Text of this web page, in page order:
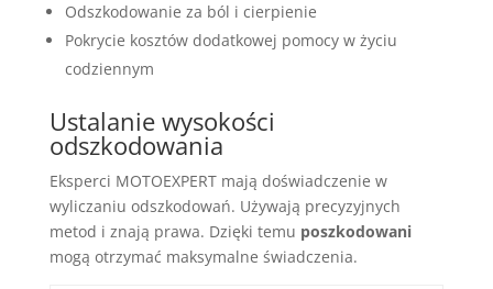
Odszkodowanie za ból i cierpienie
Pokrycie kosztów dodatkowej pomocy w życiu
codziennym
Ustalanie wysokości
odszkodowania
Eksperci MOTOEXPERT mają doświadczenie w
wyliczaniu odszkodowań. Używają precyzyjnych
metod i znają prawa. Dzięki temu poszkodowani
mogą otrzymać maksymalne świadczenia.